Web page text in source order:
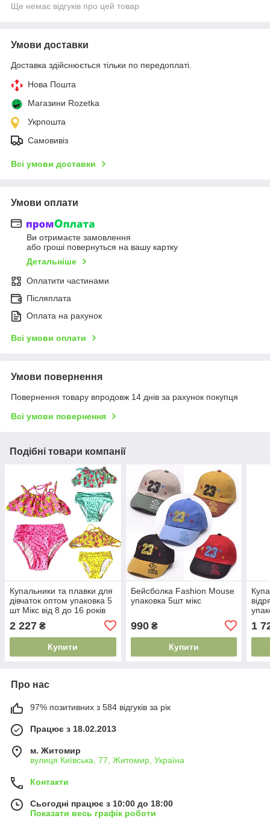
Ще немає відгуків про цей товар
Умови доставки
Доставка здійснюється тільки по передоплаті.
Нова Пошта
Магазини Rozetka
Укрпошта
Самовивіз
Всі умови доставки
Умови оплати
Ви отримаєте замовлення
або гроші повернуться на вашу картку
Детальніше
Оплатити частинами
Післяплата
Оплата на рахунок
Всі умови оплати
Умови повернення
Повернення товару впродовж 14 днів за рахунок покупця
Всі умови повернення
Подібні товари компанії
Купальники та плавки для
дівчаток оптом упаковка 5
шт Мікс від 8 до 16 років
2 227 ₴
Купити
Бейсболка Fashion Mouse
упаковка 5шт мікс
990₴
Купити
1
Про нас
97% позитивних з 584 відгуків за рік
Працює з 18.02.2013
м. Житомир
вулиця Київська, 77, Житомир, Україна
Контакти
Сьогодні працює з 10:00 до 18:00
Показати весь графік роботи